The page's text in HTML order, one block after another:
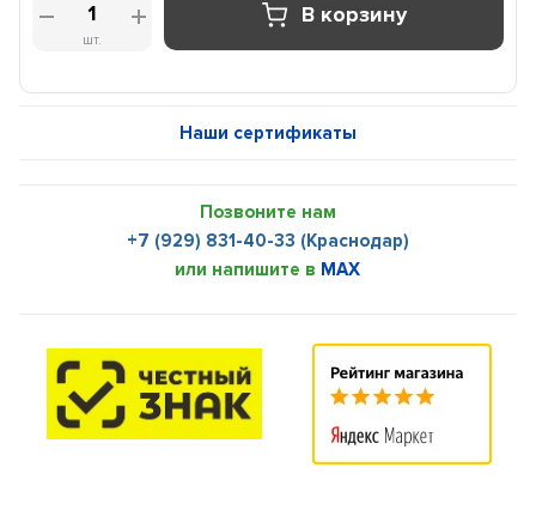
шт.
В корзину
Наши сертификаты
Позвоните нам
+7 (929) 831-40-33 (Краснодар)
или напишите в MAX